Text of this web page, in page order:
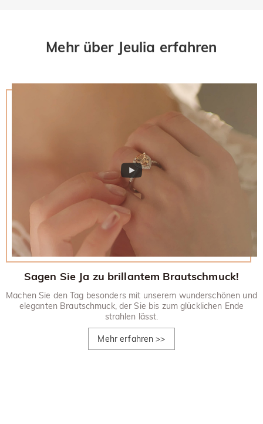
Mehr über Jeulia erfahren
Sagen Sie Ja zu brillantem Brautschmuck!
Machen Sie den Tag besonders mit unserem wunderschönen und
eleganten Brautschmuck, der Sie bis zum glücklichen Ende
strahlen lässt.
Mehr erfahren >>